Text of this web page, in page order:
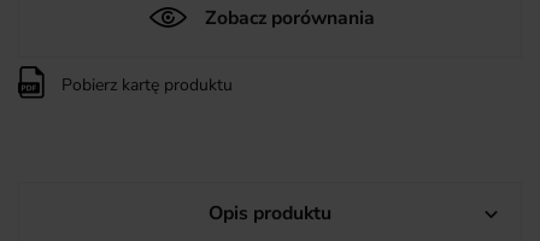
Zobacz porównania
Pobierz kartę produktu
Opis produktu 